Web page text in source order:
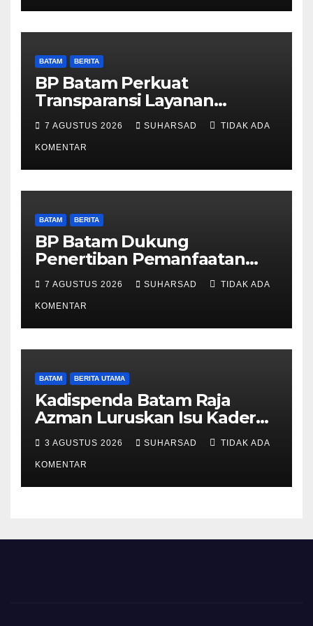
BATAM BERITA
BP Batam Perkuat
Transparansi Layanan
Pertanahan, Alokasi Tanah
Reguler Segera Hadir Melalui
LMS
7 AGUSTUS 2026 SUHARSAD TIDAK ADA
KOMENTAR
BATAM BERITA
BP Batam Dukung
Penertiban Pemanfaatan
Ruang Laut Sesuai
Ketentuan Peraturan
Perundang-undangan
7 AGUSTUS 2026 SUHARSAD TIDAK ADA
KOMENTAR
BATAM BERITA UTAMA
Kadispenda Batam Raja
Azman Luruskan Isu Kader
Pajak RT/RW: Bukan Petugas
Pajak Permanen, Hanya
Pendataan untuk Digitalisasi
hingga 2030
3 AGUSTUS 2026 SUHARSAD TIDAK ADA
KOMENTAR